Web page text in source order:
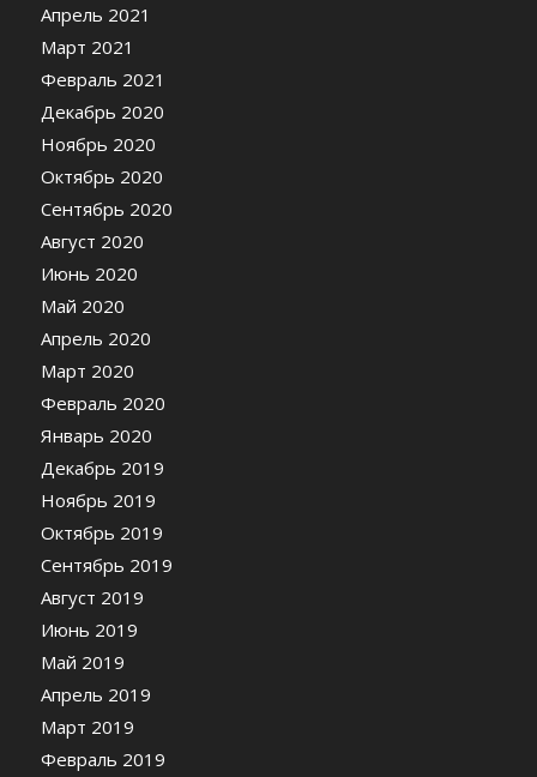
Апрель 2021
Март 2021
Февраль 2021
Декабрь 2020
Ноябрь 2020
Октябрь 2020
Сентябрь 2020
Август 2020
Июнь 2020
Май 2020
Апрель 2020
Март 2020
Февраль 2020
Январь 2020
Декабрь 2019
Ноябрь 2019
Октябрь 2019
Сентябрь 2019
Август 2019
Июнь 2019
Май 2019
Апрель 2019
Март 2019
Февраль 2019